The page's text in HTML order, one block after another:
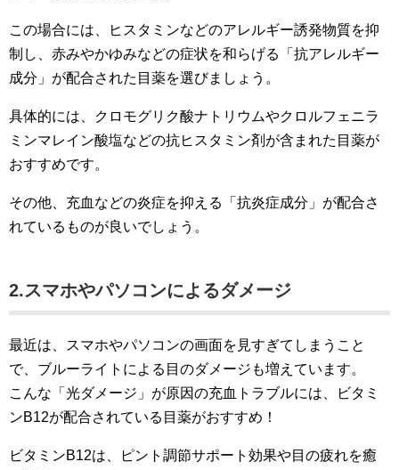
この場合には、ヒスタミンなどのアレルギー誘発物質を抑
制し、赤みやかゆみなどの症状を和らげる「抗アレルギー
成分」が配合された目薬を選びましょう。
具体的には、クロモグリク酸ナトリウムやクロルフェニラ
ミンマレイン酸塩などの抗ヒスタミン剤が含まれた目薬が
おすすめです。
その他、充血などの炎症を抑える「抗炎症成分」が配合さ
れているものが良いでしょう。
2.スマホやパソコンによるダメージ
最近は、スマホやパソコンの画面を見すぎてしまうこと
で、ブルーライトによる目のダメージも増えています。
こんな「光ダメージ」が原因の充血トラブルには、ビタミ
ンB12が配合されている目薬がおすすめ！
ビタミンB12は、ピント調節サポート効果や目の疲れを癒